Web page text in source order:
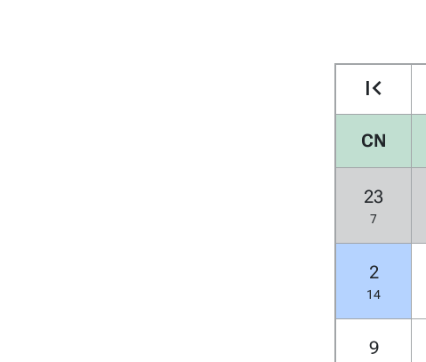
CN
23
7
2
14
9